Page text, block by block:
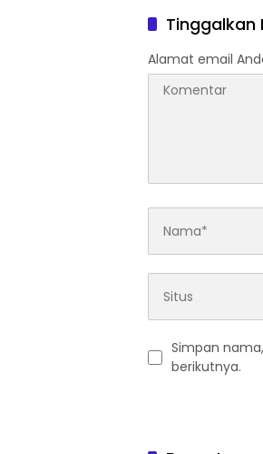
Tinggalkan
Alamat email
Simpan
berikutnya.